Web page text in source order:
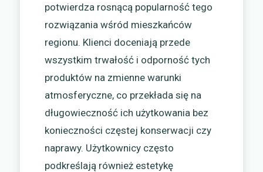
potwierdza rosnącą popularność tego
rozwiązania wśród mieszkańców
regionu. Klienci doceniają przede
wszystkim trwałość i odporność tych
produktów na zmienne warunki
atmosferyczne, co przekłada się na
długowieczność ich użytkowania bez
konieczności częstej konserwacji czy
naprawy. Użytkownicy często
podkreślają również estetykę